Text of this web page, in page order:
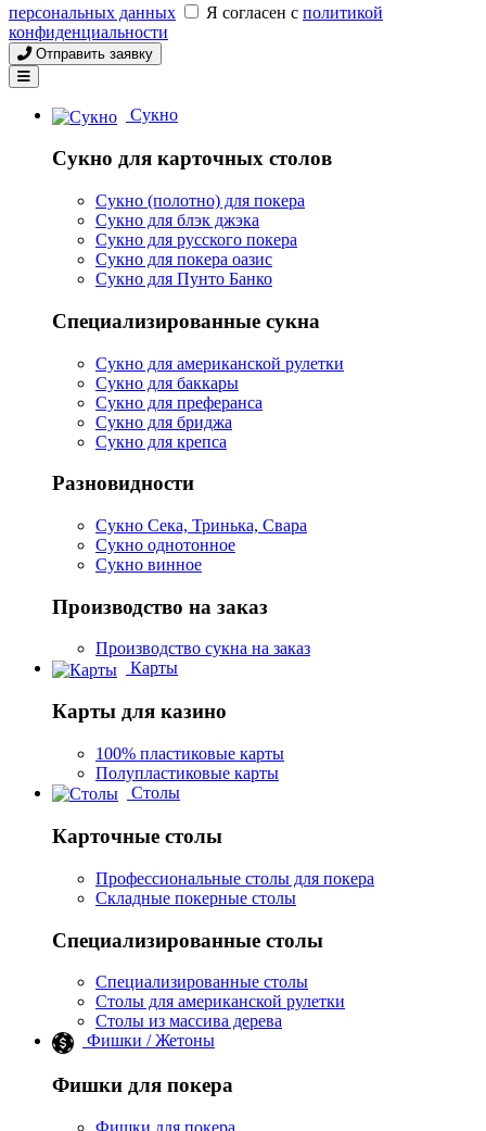
персональных данных
Я согласен с политикой
конфиденциальности
Отправить заявку
Сукно
Сукно для карточных столов
Сукно (полотно) для покера
Сукно для блэк джэка
Сукно для русского покера
Сукно для покера оазис
Сукно для Пунто Банко
Специализированные сукна
Сукно для американской рулетки
Сукно для баккары
Сукно для преферанса
Сукно для бриджа
Сукно для крепса
Разновидности
Сукно Сека, Тринька, Свара
Сукно однотонное
Сукно винное
Производство на заказ
Производство сукна на заказ
Карты
Карты для казино
100% пластиковые карты
Полупластиковые карты
Столы
Карточные столы
Профессиональные столы для покера
Складные покерные столы
Специализированные столы
Специализированные столы
Столы для американской рулетки
Столы из массива дерева
Фишки / Жетоны
Фишки для покера